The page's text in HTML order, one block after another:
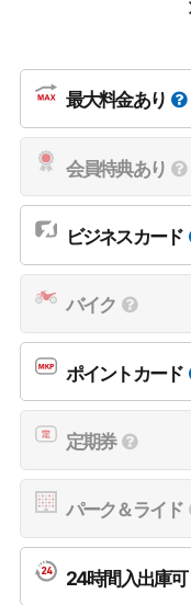
最大料金あり
会員特典あり
ビジネスカード
バイク
ポイントカード
定期券
パーク＆ライド
24時間入出庫可